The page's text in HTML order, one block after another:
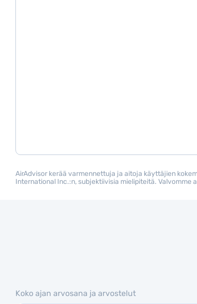
AirAdvisor kerää varmennettuja ja aitoja käyttäjien
International Inc.:n, subjektiivisia mielipiteitä. Valvomme
Koko ajan arvosana ja arvostelut